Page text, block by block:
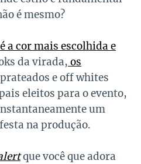
é mesmo?
a cor mais escolhida e
da virada, os
e off whites
eleitos para o evento,
um
na produção.
que você que adora